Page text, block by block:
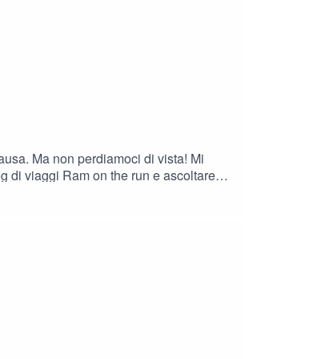
Ma non perdiamoci di vista! Mi
Ram on the run e ascoltare
cartoline in archivio, tutte per